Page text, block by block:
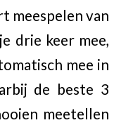
meespelen van
drie keer mee,
mee in
de beste 3
meetellen